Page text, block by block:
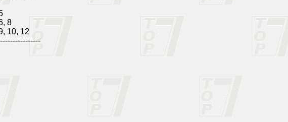
8
10, 12